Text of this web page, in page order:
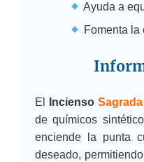
Ayuda a
Fomenta la
El Incienso
de químicos
enciende la punta
deseado,